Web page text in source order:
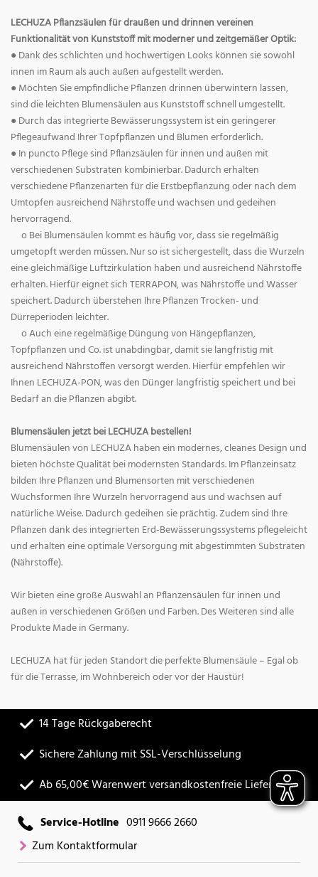
LECHUZA Pflanzsäulen für draußen und drinnen vereinen
Funktionalität von Kunststoff mit moderner und zeitgemäßer Optik:
● Dank des schlichten und hochwertigen Looks können sie sowohl
innen im Raum als auch außen aufgestellt werden.
● Möchten Sie empfindliche Pflanzen drinnen überwintern lassen,
sind die leichten Blumensäulen aus Kunststoff schnell umgestellt.
● Durch das integrierte Bewässerungssystem ist ein geringerer
Pflegeaufwand Ihrer Topfpflanzen und Blumen erforderlich.
● In puncto Pflege sind Pflanzsäulen für innen und außen mit
verschiedenen Substraten kombinierbar. Dadurch erhalten
verschiedene Pflanzenarten für die Erstbepflanzung oder nach dem
Umtopfen ausreichend Nährstoffe und wachsen und gedeihen
hervorragend.
o Bei Blumensäulen kommt es häufig vor, dass sie regelmäßig
umgetopft werden müssen. Nur so ist sichergestellt, dass die Wurzeln
eine gleichmäßige Luftzirkulation haben und ausreichend Nährstoffe
erhalten. Hierfür eignet sich TERRAPON, was Nährstoffe und Wasser
speichert. Dadurch überstehen Ihre Pflanzen Trocken- und
Dürreperioden leichter.
o Auch eine regelmäßige Düngung von Hängepflanzen,
Topfpflanzen und Co. ist unabdingbar, damit sie langfristig mit
ausreichend Nährstoffen versorgt werden. Hierfür empfehlen wir
Ihnen LECHUZA-PON, was den Dünger langfristig speichert und bei
Bedarf an die Pflanzen abgibt.
Blumensäulen jetzt bei LECHUZA bestellen!
Blumensäulen von LECHUZA haben ein modernes, cleanes Design und
bieten höchste Qualität bei modernsten Standards. Im Pflanzeinsatz
bilden Ihre Pflanzen und Blumensorten mit verschiedenen
Wuchsformen Ihre Wurzeln hervorragend aus und wachsen auf
natürliche Weise. Dadurch gedeihen sie prächtig. Zudem sind Ihre
Pflanzen dank des integrierten Erd-Bewässerungssystems pflegeleicht
und erhalten eine optimale Versorgung mit abgestimmten Substraten
(Nährstoffe).
Wir bieten eine große Auswahl an Pflanzensäulen für innen und
außen in verschiedenen Größen und Farben. Des Weiteren sind alle
Produkte Made in Germany.
LECHUZA hat für jeden Standort die perfekte Blumensäule – Egal ob
für die Terrasse, im Wohnbereich oder vor der Haustür!
14 Tage Rückgaberecht
Sichere Zahlung mit SSL-Verschlüsselung
Ab 65,00€ Warenwert versandkostenfreie Lieferung
Service-Hotline 0911 9666 2660
Zum Kontaktformular